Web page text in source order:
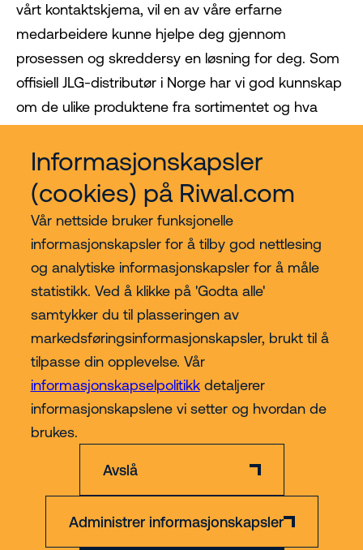
Informasjonskapsler
(cookies) på Riwal.com
Vår nettside bruker funksjonelle
informasjonskapsler for å tilby god nettlesing
og analytiske informasjonskapsler for å måle
statistikk. Ved å klikke på 'Godta alle'
samtykker du til plasseringen av
markedsføringsinformasjonskapsler, brukt til å
tilpasse din opplevelse. Vår
informasjonskapselpolitikkdetaljerer
informasjonskapslene vi setter og hvordan de
brukes.
Avslå
Administrer informasjonskapsler
vårt kontaktskjema, vil en av våre erfarne
medarbeidere kunne hjelpe deg gjennom
prosessen og skreddersy en løsning for deg. Som
offisiell JLG-distributør i Norge har vi god kunnskap
om de ulike produktene fra sortimentet og hva
Kjøp hos Riwal Norge
Contact
Mer